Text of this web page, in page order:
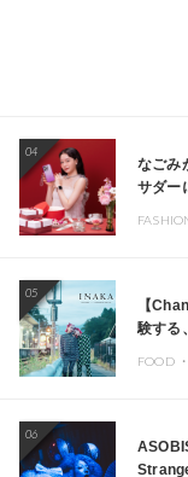
04
なごみ
サダー
05
【
験する
FOOD ・
06